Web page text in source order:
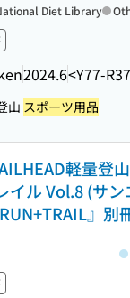
2024.6<Y77-
Diet Library
山 スポーツ用品
軽量登
イル Vol.8 (サ
』別